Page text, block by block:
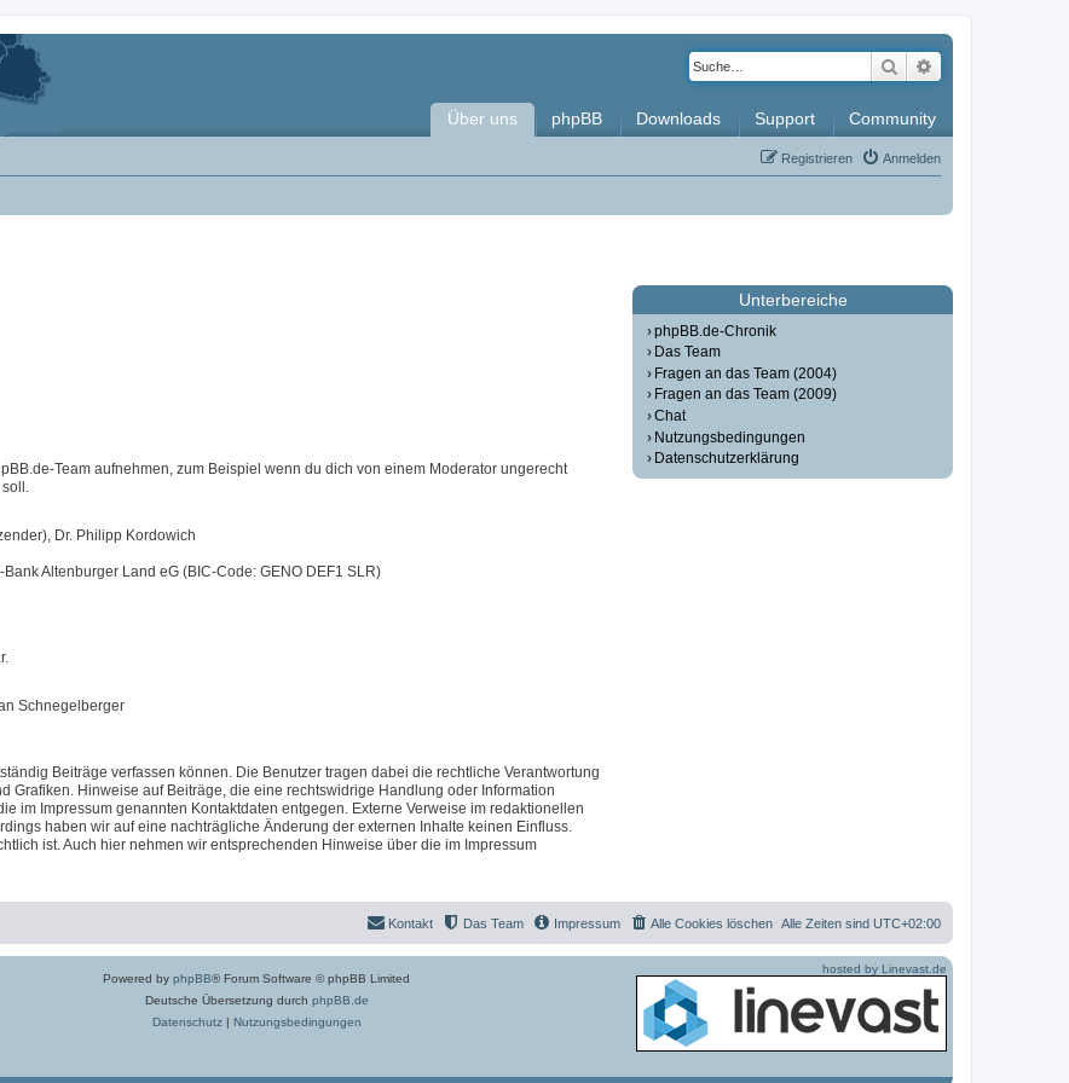
Suche
Über uns phpBB Downloads Support Community
Anmelden
Registrieren
Team aufnehmen, zum Beispiel wenn du dich von einem Moderator ungerecht
Dr. Philipp Kordowich
Altenburger Land eG (BIC-Code: GENO DEF1 SLR)
Schnegelberger
Beiträge verfassen können. Die Benutzer tragen dabei die rechtliche Verantwortung
Grafiken. Hinweise auf Beiträge, die eine rechtswidrige Handlung oder Information
im Impressum genannten Kontaktdaten entgegen. Externe Verweise im redaktionellen
haben wir auf eine nachträgliche Änderung der externen Inhalte keinen Einfluss.
ist. Auch hier nehmen wir entsprechenden Hinweise über die im Impressum
Unterbereiche
phpBB.de-Chronik
Das Team
Fragen an das Team (2004)
Fragen an das Team (2009)
Chat
Nutzungsbedingungen
Datenschutzerklärung
Alle Zeiten sind UTC+02:00
Alle Cookies löschen
Impressum
Das Team
Kontakt
Powered by phpBB® Forum Software © phpBB Limited
Deutsche Übersetzung durch phpBB.de
Datenschutz| Nutzungsbedingungen
hosted by Linevast.de